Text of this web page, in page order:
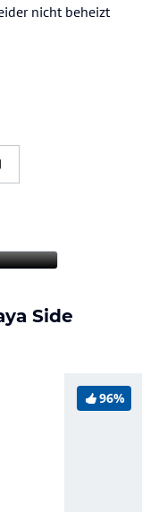
nicht beheizt
Side
96%